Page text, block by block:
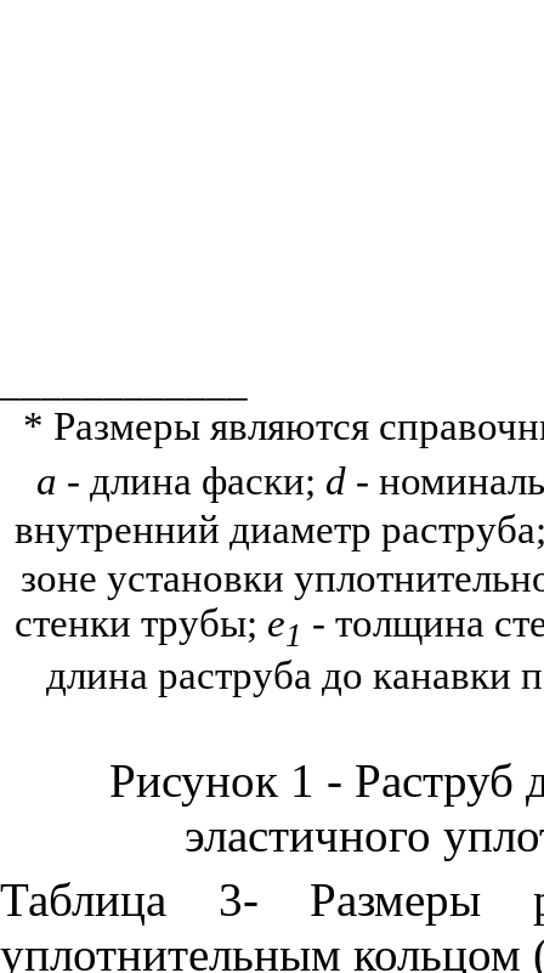
* Размеры являются
a - длина фаски; d -
внутренний диаметр
зоне установки
стенки трубы; е1 - толщина
длина раструба до канавки
Рисунок 1 -
эластичного
Таблица 3- Размеры
уплотнительным кольцом